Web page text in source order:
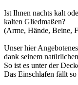
Ist Ihnen nachts kalt
kalten Gliedmaßen?
(Arme, Hände, Beine,
Unser hier
dank seinem
So ist es unter der
Das Einschlafen fällt so